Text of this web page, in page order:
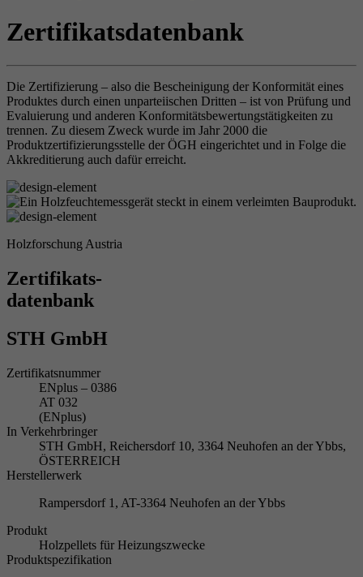
Zertifikatsdatenbank
Die Zertifizierung – also die Bescheinigung der Konformität eines
Produktes durch einen unparteiischen Dritten – ist von Prüfung und
Evaluierung und anderen Konformitätsbewertungstätigkeiten zu
trennen. Zu diesem Zweck wurde im Jahr 2000 die
Produktzertifizierungsstelle der ÖGH eingerichtet und in Folge die
Akkreditierung auch dafür erreicht.
Holzforschung Austria
Zertifikats-
datenbank
STH GmbH
Zertifikatsnummer
ENplus – 0386
AT 032
(ENplus)
In Verkehrbringer
STH GmbH, Reichersdorf 10, 3364 Neuhofen an der Ybbs,
ÖSTERREICH
Herstellerwerk
Rampersdorf 1, AT-3364 Neuhofen an der Ybbs
Produkt
Holzpellets für Heizungszwecke
Produktspezifikation